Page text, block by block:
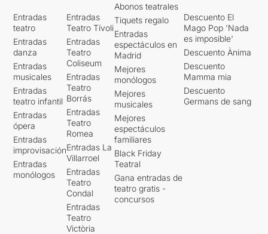
Entradas
teatro
Entradas
danza
Entradas
musicales
Entradas
teatro infantil
Entradas
ópera
Entradas
improvisación
Entradas
monólogos
Entradas
Teatro Tívoli
Entradas
Teatro
Coliseum
Entradas
Teatro
Borrás
Entradas
Teatro
Romea
Entradas La
Villarroel
Entradas
Teatro
Condal
Entradas
Teatro
Victòria
Abonos teatrales
Tiquets regalo
Entradas
espectáculos en
Madrid
Mejores
monólogos
Mejores
musicales
Mejores
espectáculos
familiares
Black Friday
Teatral
Gana entradas de
teatro gratis -
concursos
Descuento El
Mago Pop 'Nada
es imposible'
Descuento Ànima
Descuento
Mamma mia
Descuento
Germans de sang